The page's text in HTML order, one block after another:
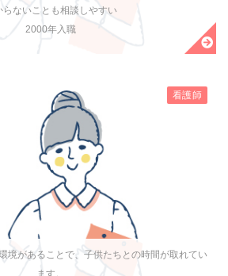
らないことも相談しやすい
2000年入職
境があることで、子供たちとの時間が取れてい
ます。
看護師